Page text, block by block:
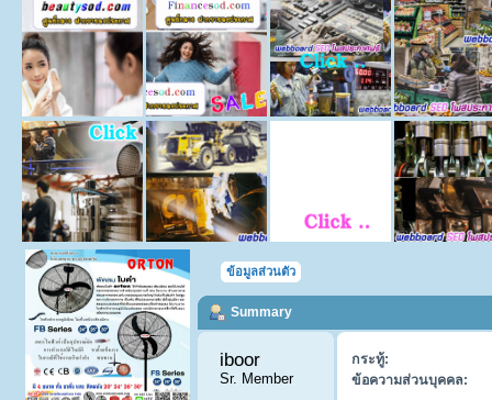
ข้อมูลส่วนตัว
Summary
iboor
Sr. Member
กระทู้:
ข้อความส่วนบุคคล: